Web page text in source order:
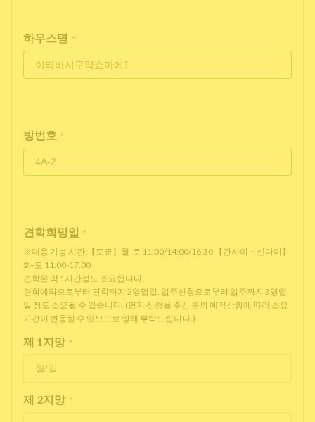
하우스명 *
방번호 *
견학희망일 *
※대응 가능 시간:【도쿄】월-토 11:00/14:00/16:30 【간사이・센다이】
화-토 11:00-17:00
견학은 약 1시간정도 소요됩니다.
견학예약으로부터 견학까지 2영업일, 입주신청으로부터 입주까지 3영업
일 정도 소요될 수 있습니다. (먼저 신청을 주신 분의 예약상황에 따라 소요
기간이 변동될 수 있으므로 양해 부탁드립니다.)
제 1지망 *
제 2지망 *